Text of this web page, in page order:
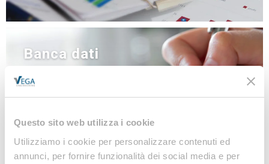
Questo sito web utilizza i cookie
Utilizziamo i cookie per personalizzare contenuti ed
annunci, per fornire funzionalità dei social media e per
Banca dati
LEGISLAZIONE